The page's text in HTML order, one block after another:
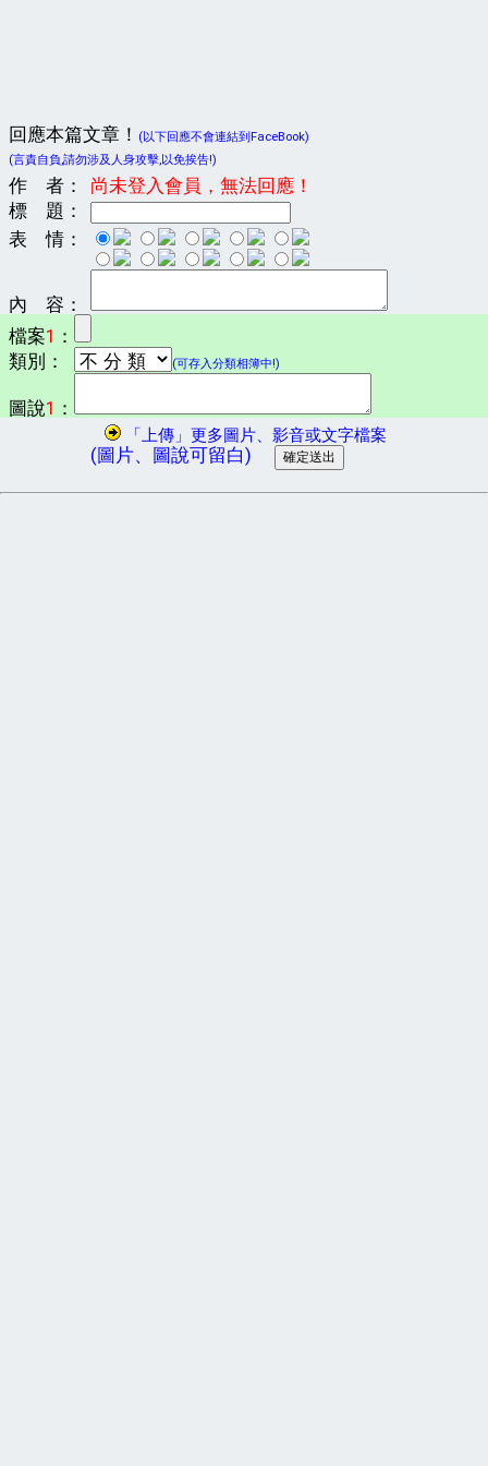
回應本篇文章！
(以下回應不會連結到FaceBook)
(言責自負,請勿涉及人身攻擊,以免挨告!)
作 者：
尚未登入會員，無法回應！
標 題：
表 情：
內 容：
檔案1 ：
類別：
(可存入分類相簿中!)
圖說1 ：
「上傳」更多圖片、影音或文字檔案
(圖片、圖說可留白)